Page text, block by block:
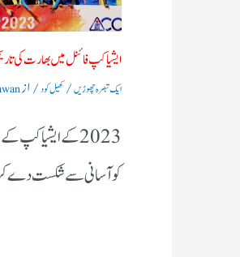
ایشیا کپ فائنل میں بھارت کی
ایک تبصرہ چھوڑیں/کھیل کود/ از
2023 کے ایشیا کپ
کو آسانی سے شکست دے کر